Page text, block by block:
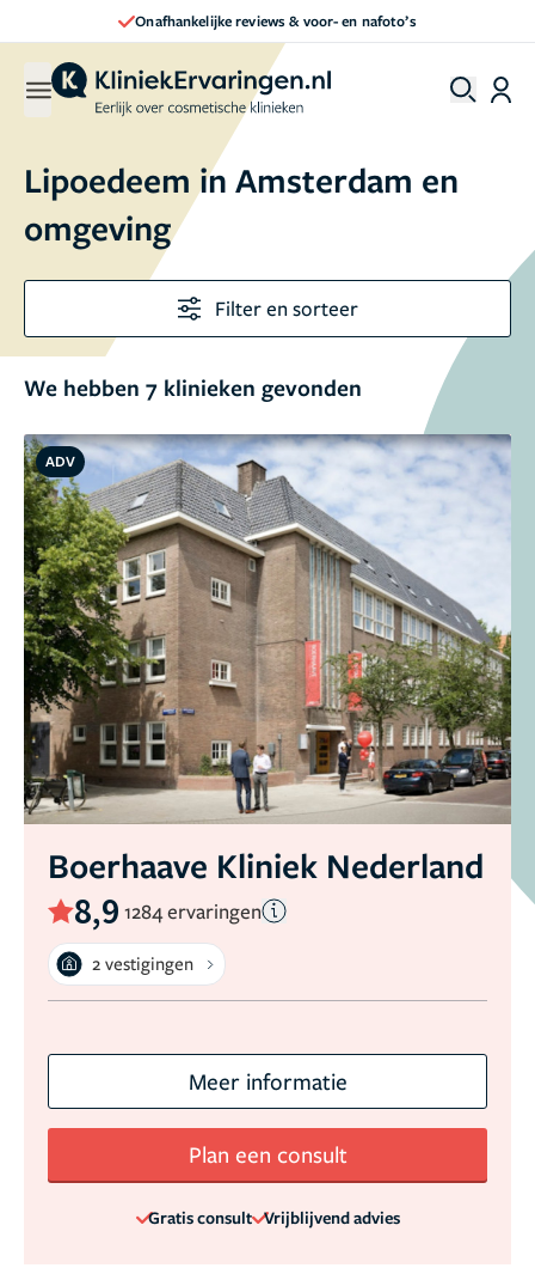
Onafhankelijke reviews & voor- en nafoto’s
Lipoedeem in Amsterdam en
omgeving
Filter en sorteer
We hebben 7 klinieken gevonden
ADV
Boerhaave Kliniek Nederland
8,9 1284 ervaringen
2 vestigingen
Meer informatie
Plan een consult
Gratis consult Vrijblijvend advies